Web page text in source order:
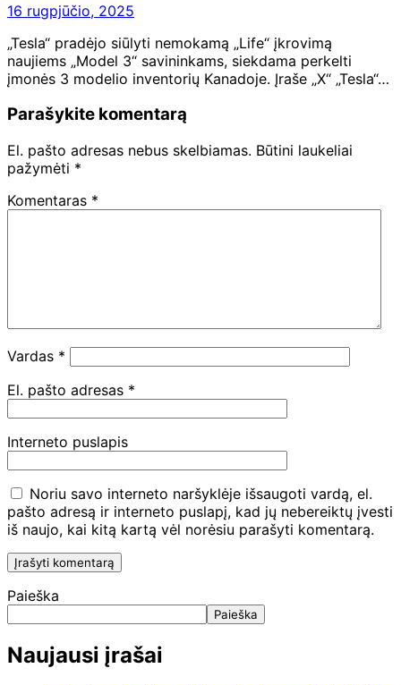
16 rugpjūčio, 2025
„Tesla“ pradėjo siūlyti nemokamą „Life“ įkrovimą
naujiems „Model 3“ savininkams, siekdama perkelti
įmonės 3 modelio inventorių Kanadoje. Įraše „X“ „Tesla“…
Parašykite komentarą
El. pašto adresas nebus skelbiamas. Būtini laukeliai
pažymėti *
Komentaras *
Vardas *
El. pašto adresas *
Interneto puslapis
Noriu savo interneto naršyklėje išsaugoti vardą, el.
pašto adresą ir interneto puslapį, kad jų nebereiktų įvesti
iš naujo, kai kitą kartą vėl norėsiu parašyti komentarą.
Paieška
Paieška
Naujausi įrašai